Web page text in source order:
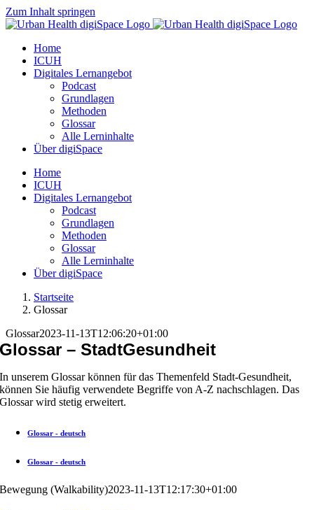
Zum Inhalt springen
Home
ICUH
Digitales Lernangebot
Podcast
Grundlagen
Methoden
Glossar
Alle Lerninhalte
Über digiSpace
Home
ICUH
Digitales Lernangebot
Podcast
Grundlagen
Methoden
Glossar
Alle Lerninhalte
Über digiSpace
Startseite
Glossar
Glossar2023-11-13T12:06:20+01:00
Glossar – StadtGesundheit
In unserem Glossar können für das Themenfeld Stadt-Gesundheit,
können Sie häufig verwendete Begriffe von A-Z nachschlagen. Das
Glossar wird stetig erweitert.
Glossar - deutsch
Glossar - deutsch
Bewegung (Walkability)2023-11-13T12:17:30+01:00